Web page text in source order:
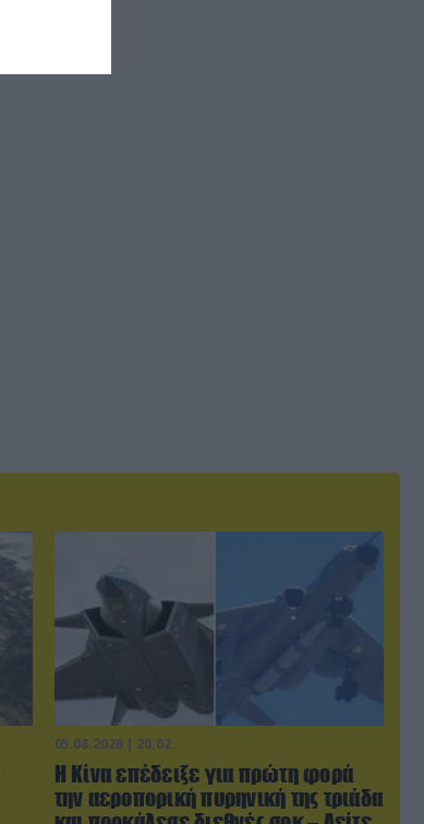
05.08.2026 | 20:02
Η Κίνα επέδειξε για πρώτη φορά
την αεροπορική πυρηνική της τριάδα